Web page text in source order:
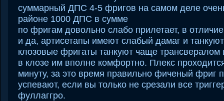
суммарный ДПС 4-5 фригов на самом деле
районе 1000 ДПС в сумме
по фригам довольно слабо прилетает, в отличие
и да, артисетапы имеют слабый дамаг и
клозовые фригаты танкуют чаще трансвералом
в клозе им вполне комфортно. Плекс
минуту, за это время правильно фиченый фриг
успевают, если вы только не срезали все
фуллаггро.